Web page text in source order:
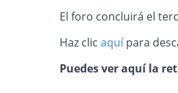
El foro concluirá el
Haz clic aquípara
Puedes ver aquí la